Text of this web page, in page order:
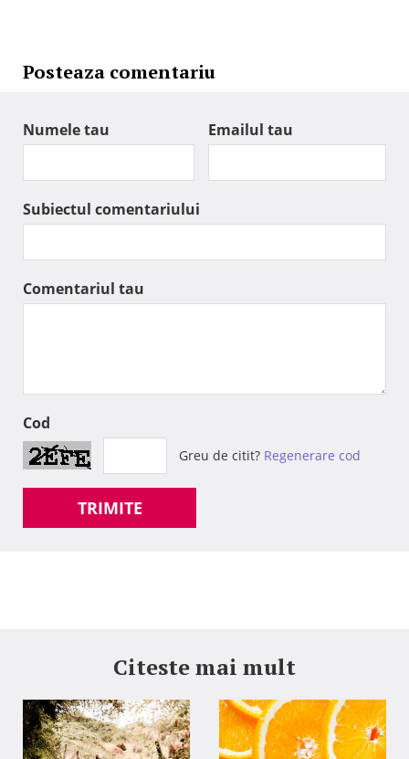
Posteaza comentariu
Numele tau Emailul tau
Subiectul comentariului
Comentariul tau
Cod
Greu de citit? Regenerare cod
TRIMITE
Citeste mai mult